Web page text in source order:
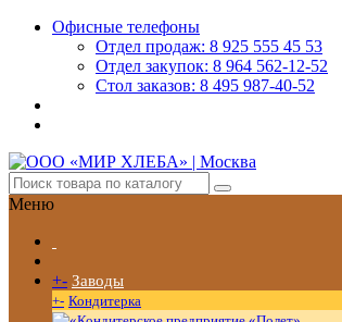
Офисные телефоны
Отдел продаж: 8 925 555 45 53
Отдел закупок: 8 964 562-12-52
Стол заказов: 8 495 987-40-52
Меню
+- Заводы
+- Кондитерка